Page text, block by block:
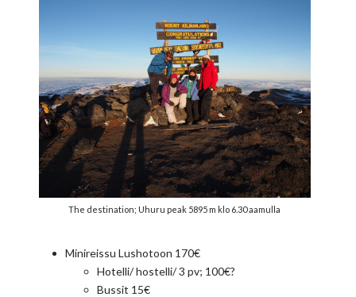
The destination; Uhuru peak 5895 m klo 6.30 aamulla
Minireissu Lushotoon 170€
Hotelli/ hostelli/ 3 pv; 100€?
Bussit 15€